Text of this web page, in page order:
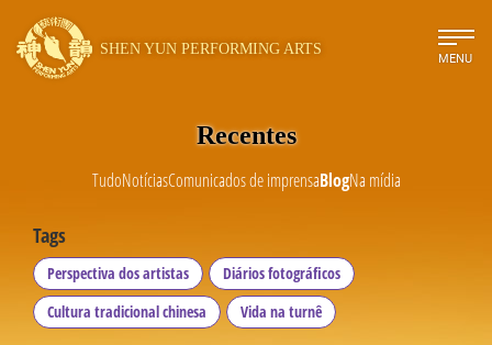
SHEN YUN PERFORMING ARTS
MENU
Recentes
TudoNotíciasComunicados de imprensaBlogNa mídia
Tags
Perspectiva dos artistas
Diários fotográficos
Cultura tradicional chinesa
Vida na turnê